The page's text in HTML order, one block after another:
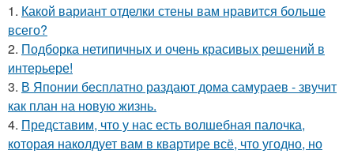
1. Какой вариант отделки стены вам нравится больше
всего?
2. Подборка нетипичных и очень красивых решений в
интерьере!
3. В Японии бесплатно раздают дома самураев - звучит
как план на новую жизнь.
4. Представим, что у нас есть волшебная палочка,
которая наколдует вам в квартире всё, что угодно, но